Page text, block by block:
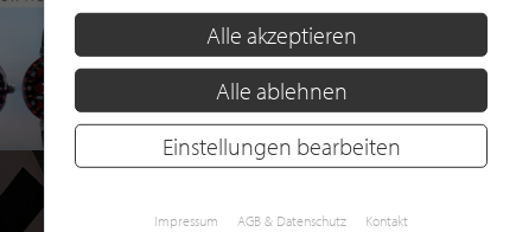
Alle akzeptieren
Alle ablehnen
Einstellungen bearbeiten
Impressum AGB & Datenschutz Kontakt